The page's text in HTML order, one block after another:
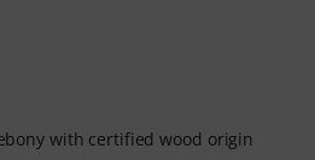
with certified wood origin